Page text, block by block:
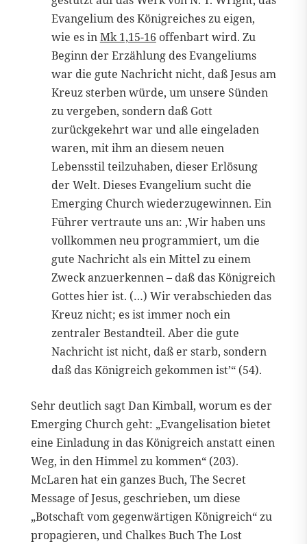
Evangelium des Königreiches zu eigen,
wie es inMk 1,15-16 offenbart wird. Zu
Beginn der Erzählung des Evangeliums
war die gute Nachricht nicht, daß Jesus am
Kreuz sterben würde, um unsere Sünden
zu vergeben, sondern daß Gott
zurückgekehrt war und alle eingeladen
waren, mit ihm an diesem neuen
Lebensstil teilzuhaben, dieser Erlösung
der Welt. Dieses Evangelium sucht die
Emerging Church wiederzugewinnen. Ein
Führer vertraute uns an: ‚Wir haben uns
vollkommen neu programmiert, um die
gute Nachricht als ein Mittel zu einem
Zweck anzuerkennen – daß das Königreich
Gottes hier ist. (…) Wir verabschieden das
Kreuz nicht; es ist immer noch ein
zentraler Bestandteil. Aber die gute
Nachricht ist nicht, daß er starb, sondern
daß das Königreich gekommen ist’“ (54).
Sehr deutlich sagt Dan Kimball, worum es der
Emerging Church geht: „Evangelisation bietet
eine Einladung in das Königreich anstatt einen
Weg, in den Himmel zu kommen“ (203).
McLaren hat ein ganzes Buch, The Secret
Message of Jesus, geschrieben, um diese
„Botschaft vom gegenwärtigen Königreich“ zu
propagieren, und Chalkes Buch The Lost